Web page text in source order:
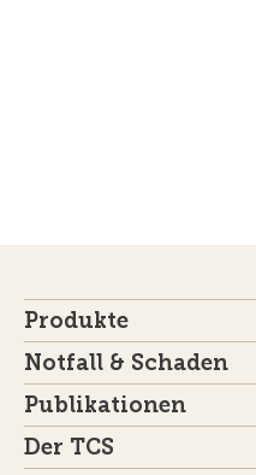
Produkte
Notfall & Schaden
Publikationen
Der TCS